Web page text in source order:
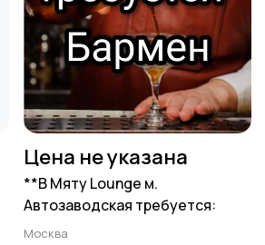
Цена не указана
**В Мяту Lounge м.
Автозаводская требуется:
Москва